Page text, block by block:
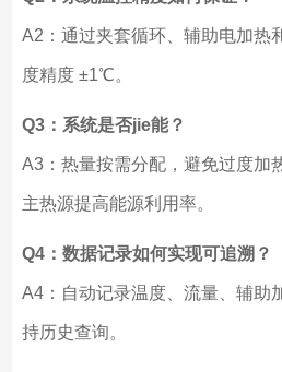
A2：通过夹套循环、辅助电加热
度精度 ±1℃。
Q3：系统是否jie能？
A3：热量按需分配，避免过度加
主热源提高能源利用率。
Q4：数据记录如何实现可追溯？
A4：自动记录温度、流量、辅助
持历史查询。